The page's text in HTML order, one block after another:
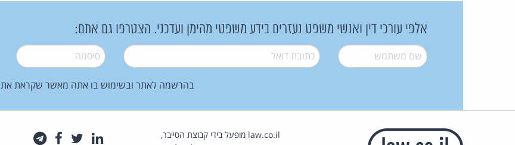
אלפי עורכי דין ואנשי משפט נעזרים בידע משפטי מהימן ועדכני. הצטרפו גם אתם:
שם משתמש* דואל* סיסמה*
בהרשמה לאתר ובשימוש בו אתה מאשר שקראת את
law.co.il מופעל בידי קבוצת הסייבר,
לינקדאין
טוויטרפייסבוק